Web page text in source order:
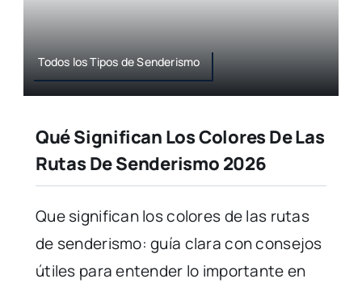
Todos los Tipos de Senderismo
Qué Significan Los Colores De Las
Rutas De Senderismo 2026
Que significan los colores de las rutas
de senderismo: guía clara con consejos
útiles para entender lo importante en